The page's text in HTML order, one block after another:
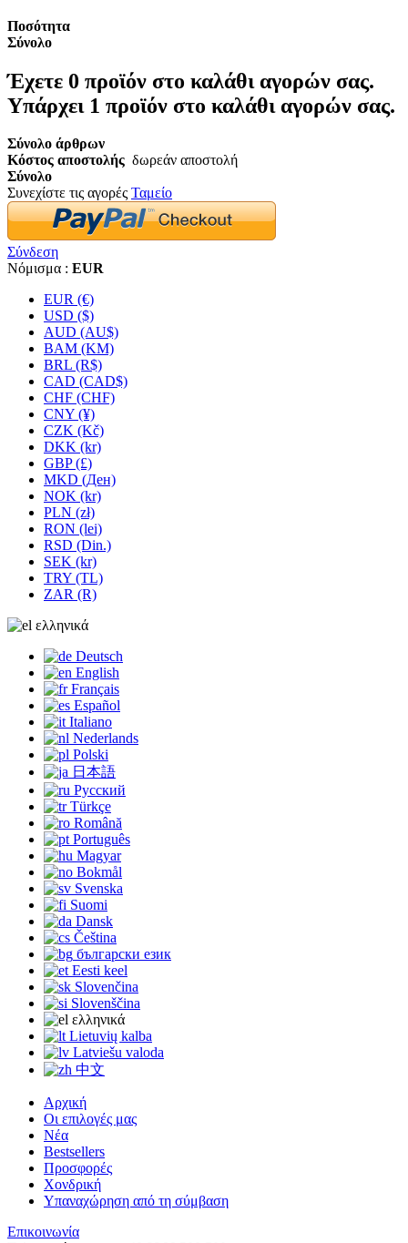
Ποσότητα
Σύνολο
Έχετε 0 προϊόν στο καλάθι αγορών σας.
Υπάρχει 1 προϊόν στο καλάθι αγορών σας.
Σύνολο άρθρων
Κόστος αποστολής δωρεάν αποστολή
Σύνολο
Συνεχίστε τις αγορές Ταμείο
Σύνδεση
Νόμισμα : EUR
EUR (€)
USD ($)
AUD (AU$)
BAM (KM)
BRL (R$)
CAD (CAD$)
CHF (CHF)
CNY (¥)
CZK (Kč)
DKK (kr)
GBP (£)
MKD (Ден)
NOK (kr)
PLN (zł)
RON (lei)
RSD (Din.)
SEK (kr)
TRY (TL)
ZAR (R)
ελληνικά
Deutsch
English
Français
Español
Italiano
Nederlands
Polski
日本語
Русский
Türkçe
Română
Português
Magyar
Bokmål
Svenska
Suomi
Dansk
Čeština
български език
Eesti keel
Slovenčina
Slovenščina
ελληνικά
Lietuvių kalba
Latviešu valoda
中文
Αρχική
Οι επιλογές μας
Νέα
Bestsellers
Προσφορές
Χονδρική
Υπαναχώρηση από τη σύμβαση
Επικοινωνία